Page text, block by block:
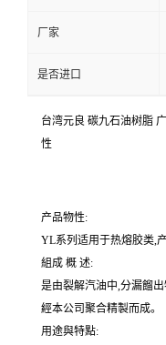
厂家
是否进口
台湾元良 碳九石油树脂
性
产品物性:
YL系列适用于热熔胶类,
組成 概 述:
是由裂解汽油中,分漏餾
經本公司聚合精製而成。
用途與特點: